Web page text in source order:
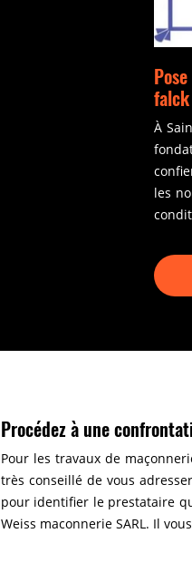
falck
À
les
Procédez à une
Pour les travaux de
très conseillé de vous
pour identifier le prestataire
Weiss maconnerie SARL. Il